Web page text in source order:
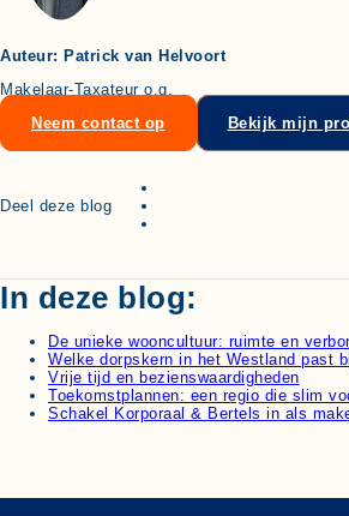
Auteur: Patrick van Helvoort
Makelaar-Taxateur o.g.
Neem contact op
Bekijk mijn
Deel deze blog
In deze blog:
De unieke wooncultuur: ruimte en
Welke dorpskern in het Westland past
Vrije tijd en bezienswaardigheden
Toekomstplannen: een regio die slim
Schakel Korporaal & Bertels in als